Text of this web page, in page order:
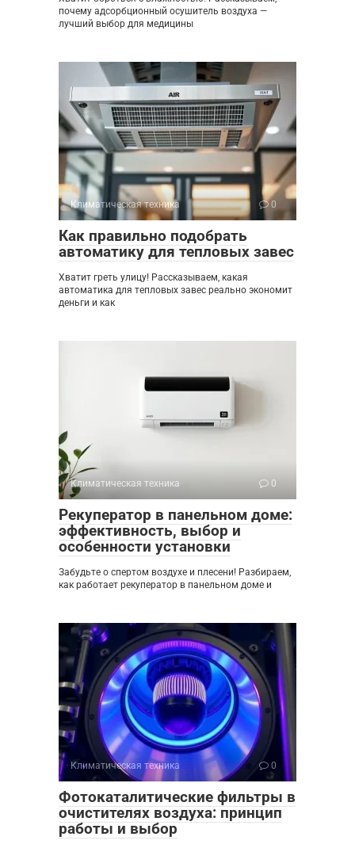
почему адсорбционный осушитель воздуха —
лучший выбор для медицины
Климатическая техника 0
Как правильно подобрать
автоматику для тепловых завес
Хватит греть улицу! Рассказываем, какая
автоматика для тепловых завес реально экономит
деньги и как
Климатическая техника 0
Рекуператор в панельном доме:
эффективность, выбор и
особенности установки
Забудьте о спертом воздухе и плесени! Разбираем,
как работает рекуператор в панельном доме и
Климатическая техника 0
Фотокаталитические фильтры в
очистителях воздуха: принцип
работы и выбор